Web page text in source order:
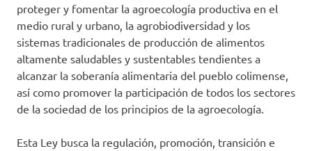
proteger y fomentar la agroecología productiva en el
medio rural y urbano, la agrobiodiversidad y los
sistemas tradicionales de producción de alimentos
altamente saludables y sustentables tendientes a
alcanzar la soberanía alimentaria del pueblo colimense,
así como promover la participación de todos los sectores
de la sociedad de los principios de la agroecología.
Esta Ley busca la regulación, promoción, transición e